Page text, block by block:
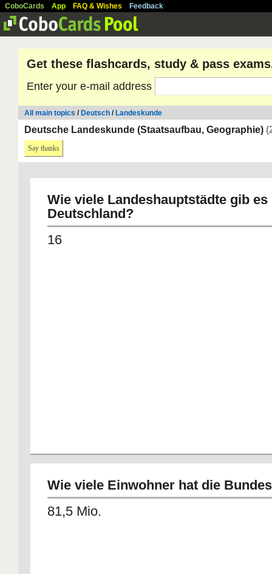
CoboCards App FAQ & Wishes Feedback
Get these flashcards, study & pass
Enter your e-mail address
All main topics / Deutsch / Landeskunde
Deutsche Landeskunde (Staatsaufbau, Geographie)
Say thanks
Wie viele Landeshauptstädte gib es
Deutschland?
16
Wie viele Einwohner hat die
81,5 Mio.